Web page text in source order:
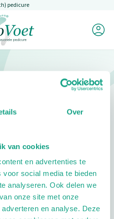
Over
van cookies
en advertenties te
social media te bieden
analyseren. Ook delen we
onze site met onze
en analyse. Deze
pedicure
de homepagina
Mijn
gevonden